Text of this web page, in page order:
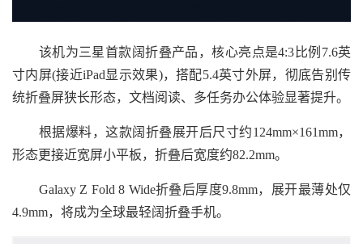
该机为三星首款阔折叠产品，核心亮点是4:3比例7.6英
寸内屏(接近iPad显示效果)，搭配5.4英寸外屏，彻底告别传
统折叠屏狭长形态，文档阅读、多任务办公体验显著提升。
根据爆料，这款阔折叠展开后尺寸约124mm×161mm，
形态更接近宽屏小平板，折叠后宽度约82.2mm。
Galaxy Z Fold 8 Wide折叠后厚度9.8mm，展开最薄处仅
4.9mm，将成为全球最轻阔折叠手机。